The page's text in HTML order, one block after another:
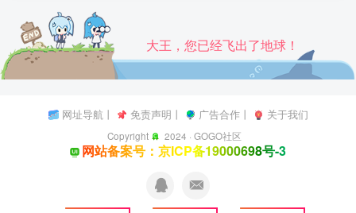
大王，您已经飞出了地球！
网址导航 丨 免责声明 丨 广告合作丨 关于我们
Copyright 2024 ·GOGO社区
网站备案号：京ICP备19000698号-3